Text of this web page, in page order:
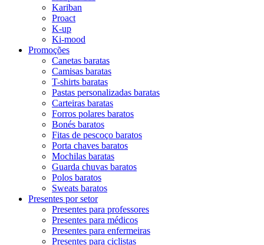
Kariban
Proact
K-up
Ki-mood
Promoções
Canetas baratas
Camisas baratas
T-shirts baratas
Pastas personalizadas baratas
Carteiras baratas
Forros polares baratos
Bonés baratos
Fitas de pescoço baratos
Porta chaves baratos
Mochilas baratas
Guarda chuvas baratos
Polos baratos
Sweats baratos
Presentes por setor
Presentes para professores
Presentes para médicos
Presentes para enfermeiras
Presentes para ciclistas